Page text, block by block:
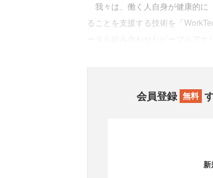
我々は、働く人自身が健康的に
ることを支援する技術を「
会員登録 無料
新